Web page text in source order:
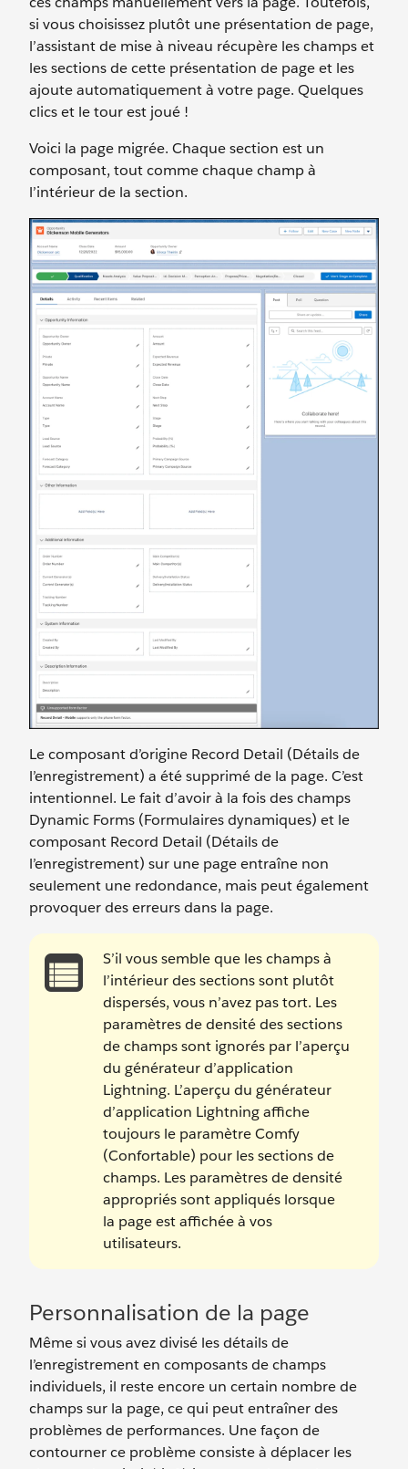
si vous choisissez plutôt une présentation de page,
l’assistant de mise à niveau récupère les champs et
les sections de cette présentation de page et les
ajoute automatiquement à votre page. Quelques
clics et le tour est joué !
Voici la page migrée. Chaque section est un
composant, tout comme chaque champ à
l’intérieur de la section.
Le composant d’origine Record Detail (Détails de
l’enregistrement) a été supprimé de la page. C’est
intentionnel. Le fait d’avoir à la fois des champs
Dynamic Forms (Formulaires dynamiques) et le
composant Record Detail (Détails de
l’enregistrement) sur une page entraîne non
seulement une redondance, mais peut également
provoquer des erreurs dans la page.
S’il vous semble que les champs à
l’intérieur des sections sont plutôt
dispersés, vous n’avez pas tort. Les
paramètres de densité des sections
de champs sont ignorés par l’aperçu
du générateur d’application
Lightning. L’aperçu du générateur
d’application Lightning affiche
toujours le paramètre Comfy
(Confortable) pour les sections de
champs. Les paramètres de densité
appropriés sont appliqués lorsque
la page est affichée à vos
utilisateurs.
Personnalisation de la page
Même si vous avez divisé les détails de
l’enregistrement en composants de champs
individuels, il reste encore un certain nombre de
champs sur la page, ce qui peut entraîner des
problèmes de performances. Une façon de
contourner ce problème consiste à déplacer les